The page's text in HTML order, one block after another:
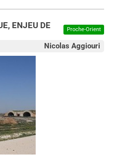
Proche-Orient
ENJEU DE
Nicolas Aggiouri